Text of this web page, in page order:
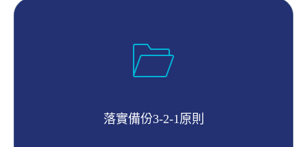
落實備份3-2-1原則